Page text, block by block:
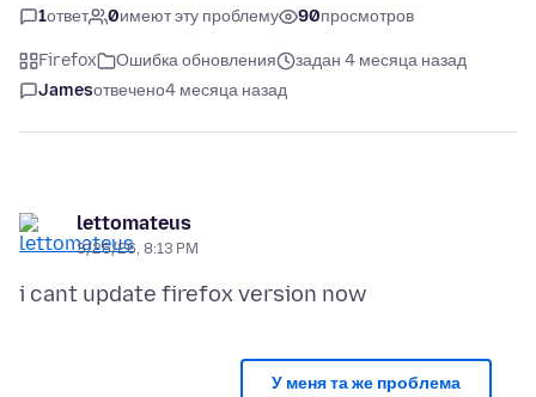
1ответ 0имеют эту проблему 90просмотров
Firefox Ошибка обновления
задан 4 месяца назад
Jamesотвечено4 месяца назад
lettomateus
3/26/26, 8:13 PM
У меня та же проблема